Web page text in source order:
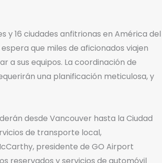
y 16 ciudades anfitrionas en América del
que miles de aficionados viajen
a sus equipos. La coordinación de
una planificación meticulosa, y
desde Vancouver hasta la Ciudad
de transporte local,
presidente de GO Airport